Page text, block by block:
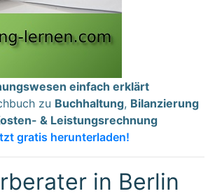
einfach erklärt
zu Buchhaltung, Bilanzierung
& Leistungsrechnung
gratis herunterladen!
in Berlin